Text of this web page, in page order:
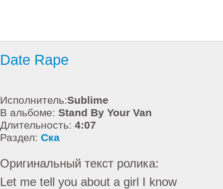
Date Rape
Исполнитель:Sublime
В альбоме: Stand By Your Van
Длительность: 4:07
Раздел: Ска
Оригинальный текст ролика:
Let me tell you about a girl I know